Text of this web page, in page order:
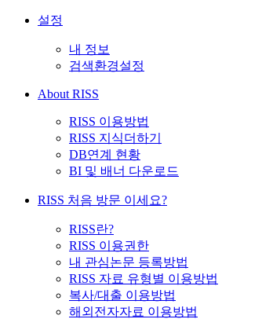
설정
내 정보
검색환경설정
About RISS
RISS 이용방법
RISS 지식더하기
DB연계 현황
BI 및 배너 다운로드
RISS 처음 방문 이세요?
RISS란?
RISS 이용권한
내 관심논문 등록방법
RISS 자료 유형별 이용방법
복사/대출 이용방법
해외전자자료 이용방법